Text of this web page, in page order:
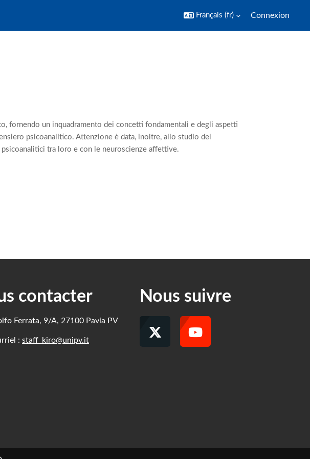
Français ‎(fr)‎ Connexion
fornendo un inquadramento dei concetti fondamentali e degli aspetti
psicoanalitico. Attenzione è data, inoltre, allo studio del
tra loro e con le neuroscienze affettive.
contacter
Ferrata, 9/A, 27100 Pavia PV
: staff_kiro@unipv.it
Nous suivre